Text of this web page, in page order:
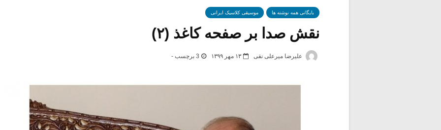
بایگانی همه نوشته ها موسیقی کلاسیک ایرانی
نقش صدا بر صفحه کاغذ (۲)
علیرضا میرعلی نقی ۱۳ مهر ۱۳۹۹ 3 برچسب -